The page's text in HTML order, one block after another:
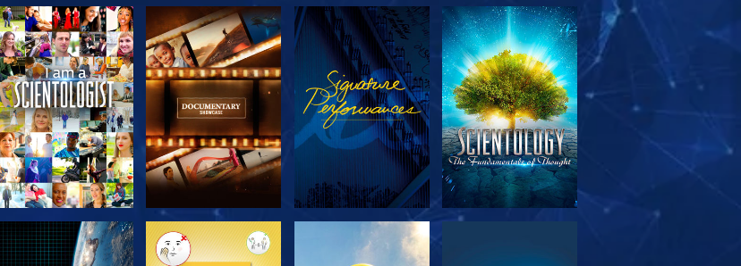
UTFORSKA
SERIEN
UTFORSKA
SERIEN
UTFORSKA
SERIEN
TITTA